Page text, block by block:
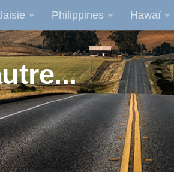
Philippines Hawaï